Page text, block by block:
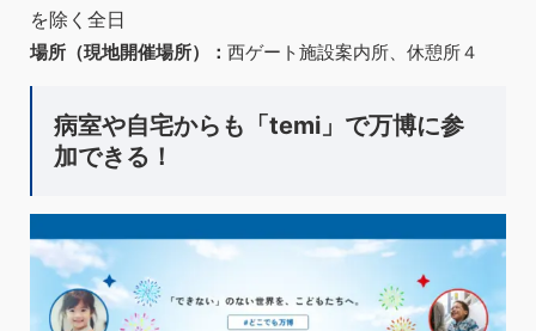
を除く全日
場所（現地開催場所）： 西ゲート施設案内所、休憩所４
病室や自宅からも「temi」で万博に参
加できる！